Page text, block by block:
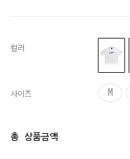
컬러
사이즈 M
총 상품금액